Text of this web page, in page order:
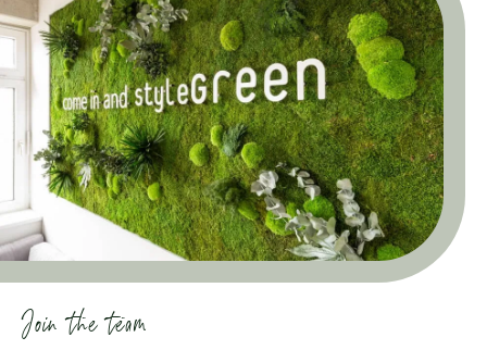
Join the team